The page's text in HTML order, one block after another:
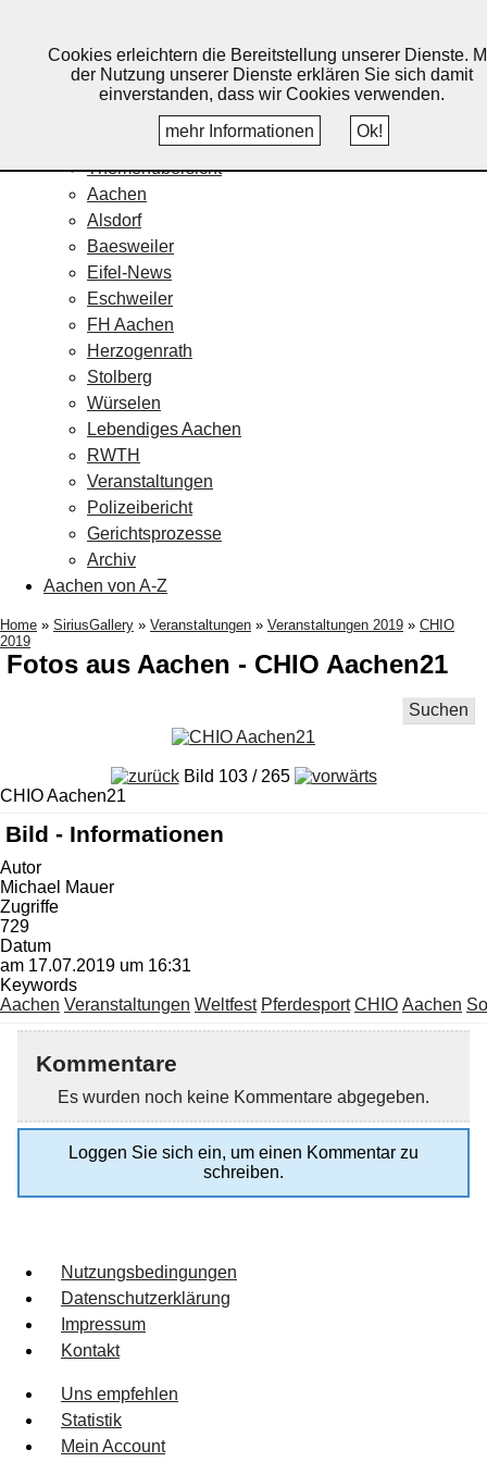
Home
Veranstaltungskalender
Themenübersicht
Aachen
Alsdorf
Baesweiler
Eifel-News
Eschweiler
FH Aachen
Herzogenrath
Stolberg
Würselen
Lebendiges Aachen
RWTH
Veranstaltungen
Polizeibericht
Gerichtsprozesse
Archiv
Aachen von A-Z
Home » SiriusGallery » Veranstaltungen » Veranstaltungen 2019 » CHIO
2019
Fotos aus Aachen - CHIO Aachen21
Suchen
Bild 103 / 265
CHIO Aachen21
Bild - Informationen
Autor
Michael Mauer
Zugriffe
729
Datum
am 17.07.2019 um 16:31
Keywords
Aachen Veranstaltungen Weltfest Pferdesport CHIO Aachen
Kommentare
Es wurden noch keine Kommentare abgegeben.
Loggen Sie sich ein, um einen Kommentar zu
schreiben.
Nutzungsbedingungen
Datenschutzerklärung
Impressum
Kontakt
Uns empfehlen
Statistik
Mein Account
Cookies erleichtern die Bereitstellung unserer Dienste.
der Nutzung unserer Dienste erklären Sie sich damit
einverstanden, dass wir Cookies verwenden.
mehr Informationen
Ok!